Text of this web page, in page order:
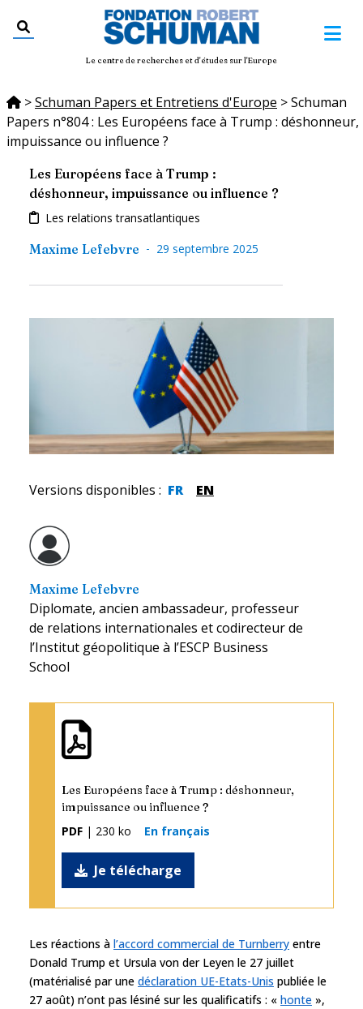
Le centre de recherches et d'études sur l'Europe
>Schuman Papers et Entretiens d'Europe >Schuman
Papers n°804 : Les Européens face à Trump : déshonneur,
impuissance ou influence ?
Les Européens face à Trump :
déshonneur, impuissance ou influence ?
Les relations transatlantiques
Maxime Lefebvre - 29 septembre 2025
Versions disponibles : FR EN
Maxime Lefebvre
Diplomate, ancien ambassadeur, professeur
de relations internationales et codirecteur de
l’Institut géopolitique à l’ESCP Business
School
Les Européens face à Trump : déshonneur,
impuissance ou influence ?
PDF | 230 ko En français
Je télécharge
Les réactions à l’accord commercial de Turnberry entre
Donald Trump et Ursula von der Leyen le 27 juillet
(matérialisé par une déclaration UE-Etats-Unis publiée le
27 août) n’ont pas lésiné sur les qualificatifs : « honte »,